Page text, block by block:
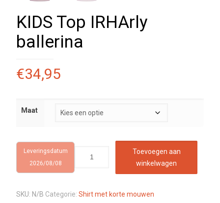
KIDS Top IRHArly
ballerina
€34,95
Maat
Leveringsdatum
2026/08/08
Toevoegen aan
winkelwagen
SKU: N/B Categorie: Shirt met korte mouwen